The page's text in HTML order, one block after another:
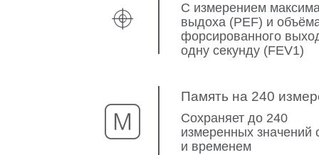
С измерением
выдоха (PEF) и
форсированного
одну секунду (FEV1)
Память на 240
Сохраняет до 240
измеренных значений
и временем